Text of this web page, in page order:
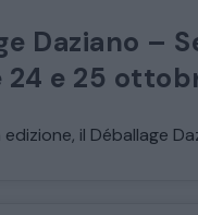
Daziano –
24 e 25
il Déballage